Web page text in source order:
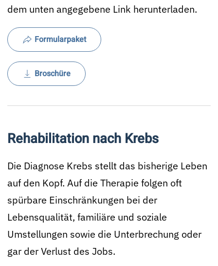
dem unten angegebene Link herunterladen.
Formularpaket
Broschüre
Rehabilitation nach Krebs
Die Diagnose Krebs stellt das bisherige Leben
auf den Kopf. Auf die Therapie folgen oft
spürbare Einschränkungen bei der
Lebensqualität, familiäre und soziale
Umstellungen sowie die Unterbrechung oder
gar der Verlust des Jobs.